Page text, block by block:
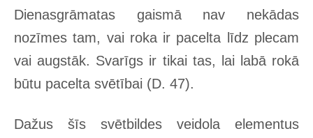
Dienasgrāmatas gaismā nav nekādas
nozīmes tam, vai roka ir pacelta līdz plecam
vai augstāk. Svarīgs ir tikai tas, lai labā rokā
būtu pacelta svētībai (D. 47).
Dažus šīs svētbildes veidola elementus